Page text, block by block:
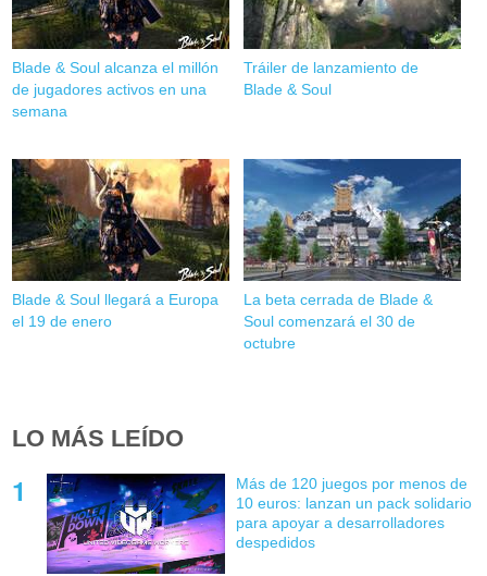
Blade & Soul alcanza el millón
de jugadores activos en una
semana
Tráiler de lanzamiento de
Blade & Soul
Blade & Soul llegará a Europa
el 19 de enero
La beta cerrada de Blade &
Soul comenzará el 30 de
octubre
LO MÁS LEÍDO
Más de 120 juegos por menos de
10 euros: lanzan un pack solidario
para apoyar a desarrolladores
despedidos